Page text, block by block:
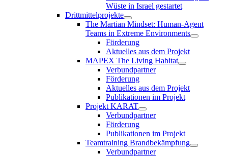
Wüste in Israel gestartet
Drittmittelprojekte
The Martian Mindset: Human-Agent
Teams in Extreme Environments
Förderung
Aktuelles aus dem Projekt
MAPEX The Living Habitat
Verbundpartner
Förderung
Aktuelles aus dem Projekt
Publikationen im Projekt
Projekt KARAT
Verbundpartner
Förderung
Publikationen im Projekt
Teamtraining Brandbekämpfung
Verbundpartner